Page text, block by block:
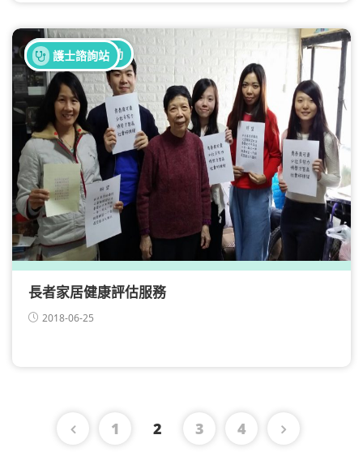
長者家居健康評估服務
2018-06-25
全部健康活動
護士諮詢站
1 2 3 4